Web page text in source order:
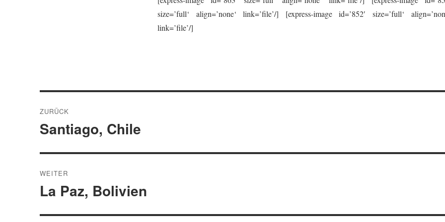
size=’full‘ align=’none‘ link=’file’/] [express-image id=’852′ size=’full‘
link=’file’/]
ZURÜCK
Vorheriger
Santiago, Chile
WEITER
Nächster
La Paz, Bolivien